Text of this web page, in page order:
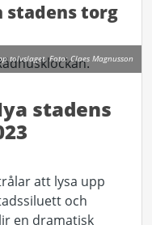
stadens torg
tolvslaget. Foto: Claes Magnusson
stadens
att lysa upp
och
en dramatisk